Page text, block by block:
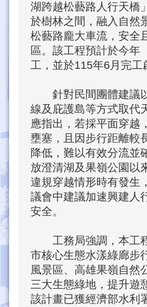
湖跨越松藝路人行天橋
於樹林之間，融入自然
松藝路龐大車流，安全
區。該工程預計於今年
工，並於115年6月完工
針對民間團體建議
線及庇護島等方式取代
應指出，若採平面穿越
壅塞，且因步行距離較
降低，難以有效分流並
放澄清湖及果嶺公園以
違規穿越情形時有發生
議會中建議加速興建人
安全。
工務局強調，本工
市核心生態水漾綠廊步
風景區、高雄果嶺自然
三大生態綠地，提升遊
該計畫已獲經濟部水利